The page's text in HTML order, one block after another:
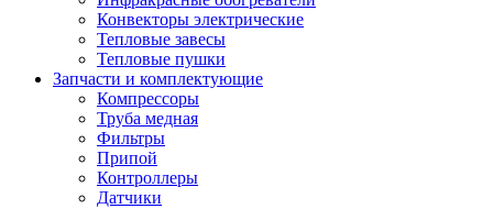
Конвекторы электрические
Тепловые завесы
Тепловые пушки
Запчасти и комплектующие
Компрессоры
Труба медная
Фильтры
Припой
Контроллеры
Датчики